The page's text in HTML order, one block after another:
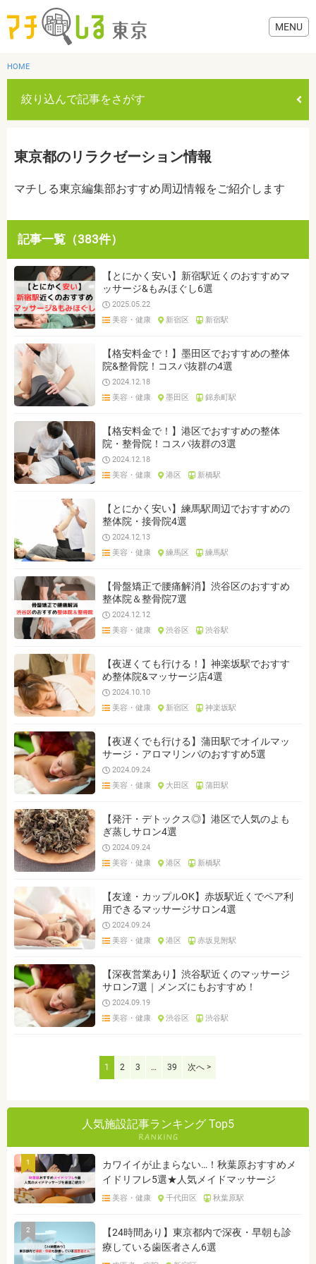
生活
HOME
絞り込んで記事をさがす
すべて グルメ 美容・健康 歯医者・病院 おでかけ
生活 お役立ち情報
クリア
東京都のリラクゼーション情報
マチしる東京編集部おすすめ周辺情報をご紹介します
記事一覧（383件）
【とにかく安い】新宿駅近くのおすすめマ
ッサージ&もみほぐし6選
2025.05.22
美容・健康
新宿区 新宿駅
【格安料金で！】墨田区でおすすめの整体
院&整骨院！コスパ抜群の4選
2024.12.18
美容・健康
墨田区 錦糸町駅
【格安料金で！】港区でおすすめの整体
院・整骨院！コスパ抜群の3選
2024.12.18
美容・健康
港区 新橋駅
【とにかく安い】練馬駅周辺でおすすめの
整体院・接骨院4選
2024.12.13
美容・健康
練馬区 練馬駅
【骨盤矯正で腰痛解消】渋谷区のおすすめ
整体院＆整骨院7選
2024.12.12
美容・健康
渋谷区 渋谷駅
【夜遅くても行ける！】神楽坂駅でおすす
め整体院&マッサージ店4選
2024.10.10
美容・健康
新宿区 神楽坂駅
【夜遅くでも行ける】蒲田駅でオイルマッ
サージ・アロマリンパのおすすめ5選
2024.09.24
美容・健康
大田区 蒲田駅
【発汗・デトックス◎】港区で人気のよも
ぎ蒸しサロン4選
2024.09.24
美容・健康
港区 新橋駅
【友達・カップルOK】赤坂駅近くでペア利
用できるマッサージサロン4選
2024.09.24
美容・健康
港区 赤坂見附駅
【深夜営業あり】渋谷駅近くのマッサージ
サロン7選｜メンズにもおすすめ！
2024.09.19
美容・健康
渋谷区 渋谷駅
1 2 3 … 39 次へ >
人気施設記事ランキング Top5
1
カワイイが止まらない…！秋葉原おすすめメ
イドリフレ5選★人気メイドマッサージ
美容・健康 千代田区 秋葉原駅
2
【24時間あり】東京都内で深夜・早朝も診
療している歯医者さん6選